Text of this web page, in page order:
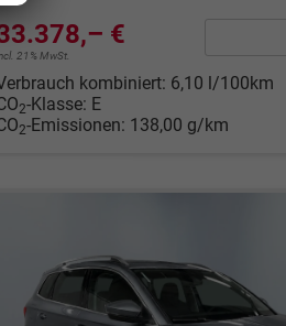
€
21% MwSt.
kombiniert: 6,10 l/100km
2-Klasse: E
2-Emissionen: 138,00 g/km